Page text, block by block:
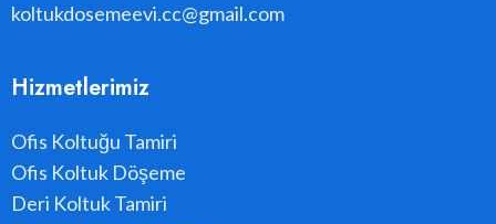
koltukdosemeevi.cc@gmail.com
Hizmetlerimiz
Ofis Koltuğu Tamiri
Ofis Koltuk Döşeme
Deri Koltuk Tamiri